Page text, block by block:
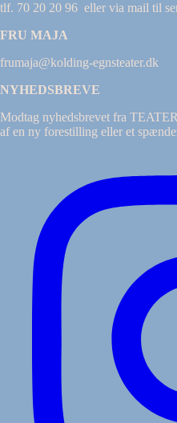
tlf. 70 20 20 96 eller via mail til
FRU MAJA
frumaja@kolding-egnsteater.dk
NYHEDSBREVE
Modtag nyhedsbrevet fra
af en ny forestilling eller et